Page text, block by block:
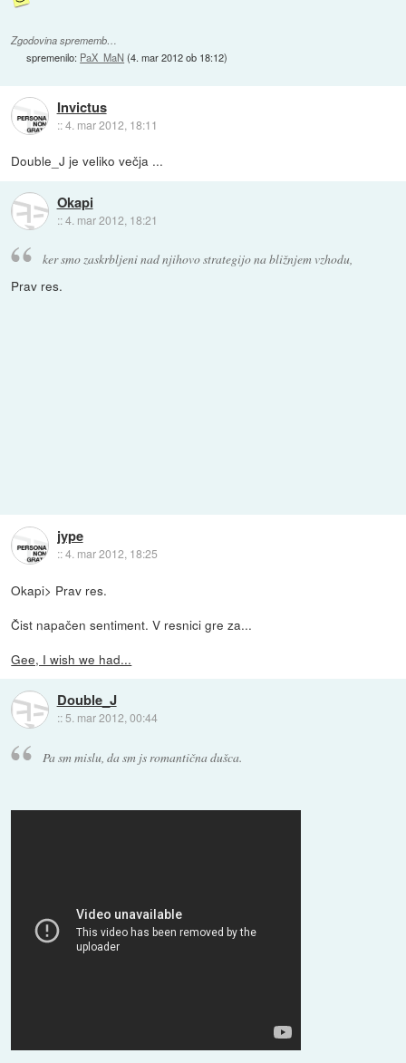
Zgodovina sprememb…
spremenilo: PaX_MaN (4. mar 2012 ob 18:12)
Invictus
::4. mar 2012, 18:11
Double_J je veliko večja ...
Okapi
::4. mar 2012, 18:21
ker smo zaskrbljeni nad njihovo strategijo na bližnjem vzhodu,
Prav res.
jype
::4. mar 2012, 18:25
Okapi> Prav res.
Čist napačen sentiment. V resnici gre za...
Gee, I wish we had...
Double_J
:: 5. mar 2012, 00:44
Pa sm mislu, da sm js romantična dušca.